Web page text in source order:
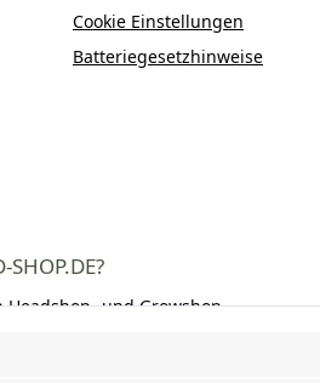
Cookie Einstellungen
Batteriegesetzhinweise
SHOP.DE?
Headshop- und Growshop-